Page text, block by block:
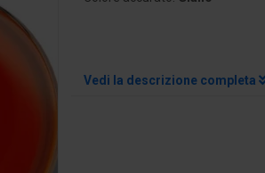
Vedi la descrizione completa